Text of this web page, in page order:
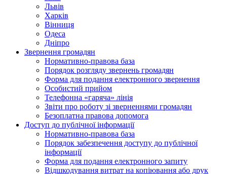
Львів
Харків
Вінниця
Одеса
Дніпро
Звернення громадян
Нормативно-правова база
Порядок розгляду звернень громадян
Форма для подання електронного звернення
Особистий прийом
Телефонна «гаряча» лінія
Звіти про роботу зі зверненнями громадян
Безоплатна правова допомога
Доступ до публічної інформації
Нормативно-правова база
Порядок забезпечення доступу до публічної
інформації
Форма для подання електронного запиту
Відшкодування витрат на копіювання або друк